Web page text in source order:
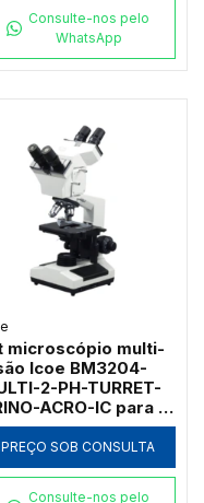
Consulte-nos pelo
WhatsApp
microscópio multi-
Icoe BM3204-
2-PH-TURRET-
ACRO-IC para 2
com
de fase
e trinocular
PREÇO SOB CONSULTA
Consulte-nos pelo